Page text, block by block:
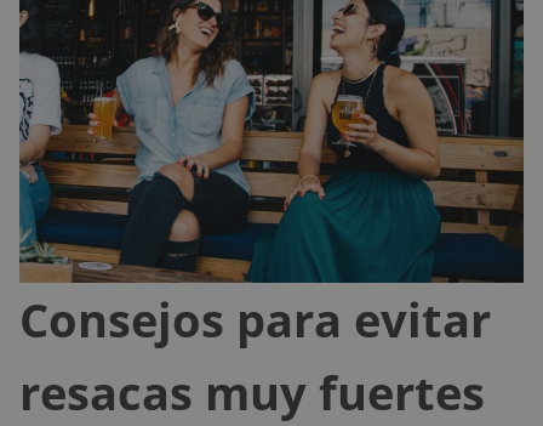
Consejos para evitar
resacas muy fuertes